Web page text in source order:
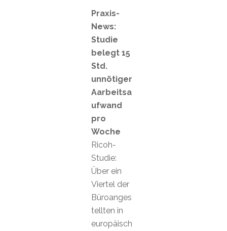
Praxis-
News:
Studie
belegt 15
Std.
unnötiger
Aarbeitsa
ufwand
pro
Woche
Ricoh-
Studie:
Über ein
Viertel der
Büroanges
tellten in
europäisch